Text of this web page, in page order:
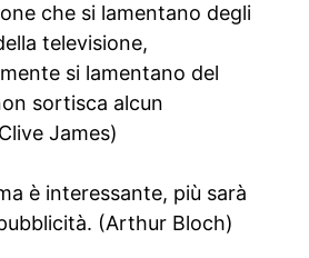
che si lamentano degli
televisione,
si lamentano del
sortisca alcun
James)
è interessante, più sarà
(Arthur Bloch)